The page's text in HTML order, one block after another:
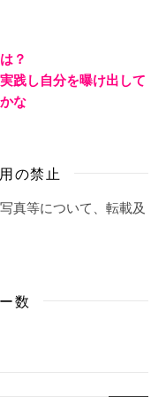
？
践し自分を曝け出して
な
の禁止
真等について、転載及
数